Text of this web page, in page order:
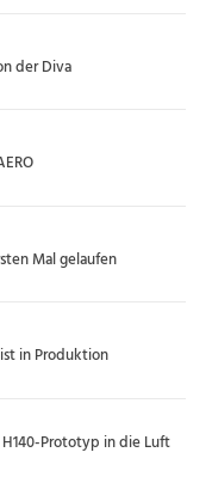
der Diva
Mal gelaufen
in Produktion
Prototyp in die Luft